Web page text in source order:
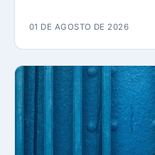
01 DE AGOSTO DE 2026